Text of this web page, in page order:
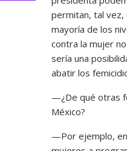
permitan, tal vez,
mayoría de los
contra la mujer
sería una
abatir los
—¿De qué otras
México?
—Por ejemplo, en